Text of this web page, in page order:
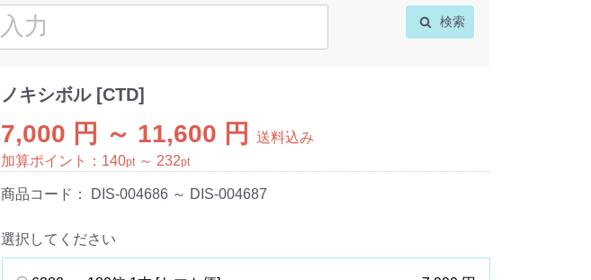
検索
ノキシボル [CTD]
7,000 円 ～ 11,600 円
送料込み
加算ポイント： 140pt ～ 232pt
商品コード： DIS-004686 ～ DIS-004687
選択してください